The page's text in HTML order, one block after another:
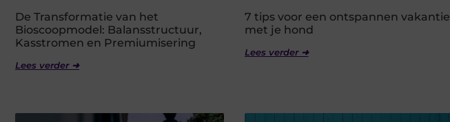
De Transformatie van het
Bioscoopmodel: Balansstructuur,
Kasstromen en Premiumisering
Lees verder ➜
7 tips voor een ontspannen vakantie
met je hond
Lees verder ➜